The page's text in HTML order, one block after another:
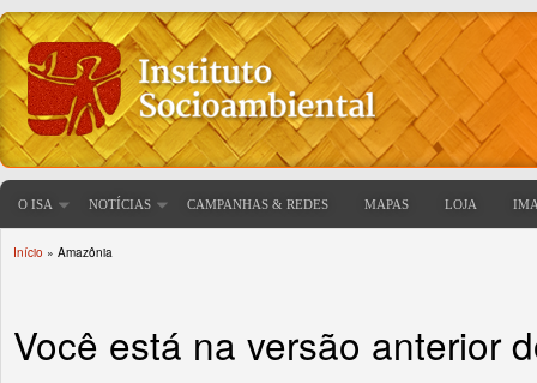
O ISA NOTÍCIAS CAMPANHAS & REDES MAPAS LOJA
Início » Amazônia
Você está na versão anterior